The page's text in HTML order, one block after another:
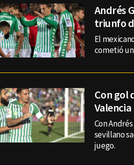
Andrés
triunfo
El
cometió un
Con gol
Valencia
Con
sevillano
juego.